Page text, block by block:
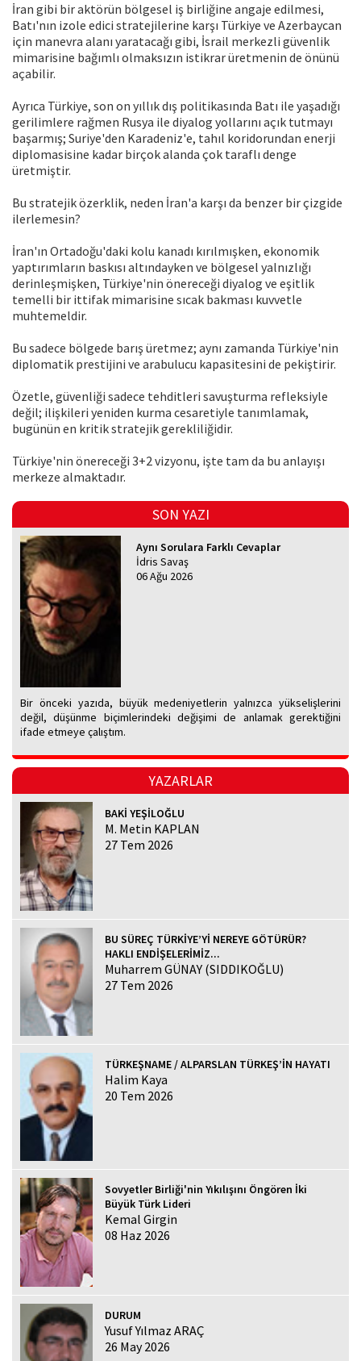
İran gibi bir aktörün bölgesel iş birliğine angaje edilmesi,
Batı'nın izole edici stratejilerine karşı Türkiye ve Azerbaycan
için manevra alanı yaratacağı gibi, İsrail merkezli güvenlik
mimarisine bağımlı olmaksızın istikrar üretmenin de önünü
açabilir.
Ayrıca Türkiye, son on yıllık dış politikasında Batı ile yaşadığı
gerilimlere rağmen Rusya ile diyalog yollarını açık tutmayı
başarmış; Suriye'den Karadeniz'e, tahıl koridorundan enerji
diplomasisine kadar birçok alanda çok taraflı denge
üretmiştir.
Bu stratejik özerklik, neden İran'a karşı da benzer bir çizgide
ilerlemesin?
İran'ın Ortadoğu'daki kolu kanadı kırılmışken, ekonomik
yaptırımların baskısı altındayken ve bölgesel yalnızlığı
derinleşmişken, Türkiye'nin önereceği diyalog ve eşitlik
temelli bir ittifak mimarisine sıcak bakması kuvvetle
muhtemeldir.
Bu sadece bölgede barış üretmez; aynı zamanda Türkiye'nin
diplomatik prestijini ve arabulucu kapasitesini de pekiştirir.
Özetle, güvenliği sadece tehditleri savuşturma refleksiyle
değil; ilişkileri yeniden kurma cesaretiyle tanımlamak,
bugünün en kritik stratejik gerekliliğidir.
Türkiye'nin önereceği 3+2 vizyonu, işte tam da bu anlayışı
merkeze almaktadır.
SON YAZI
Aynı Sorulara Farklı Cevaplar
İdris Savaş
06 Ağu 2026
Bir önceki yazıda, büyük medeniyetlerin yalnızca yükselişlerini
değil, düşünme biçimlerindeki değişimi de anlamak gerektiğini
ifade etmeye çalıştım.
YAZARLAR
BAKİ YEŞİLOĞLU
M. Metin KAPLAN
27 Tem 2026
BU SÜREÇ TÜRKİYE’Yİ NEREYE GÖTÜRÜR?
HAKLI ENDİŞELERİMİZ...
Muharrem GÜNAY (SIDDIKOĞLU)
27 Tem 2026
TÜRKEŞNAME / ALPARSLAN TÜRKEŞ’İN HAYATI
Halim Kaya
20 Tem 2026
Sovyetler Birliği'nin Yıkılışını Öngören İki
Büyük Türk Lideri
Kemal Girgin
08 Haz 2026
DURUM
Yusuf Yılmaz ARAÇ
26 May 2026